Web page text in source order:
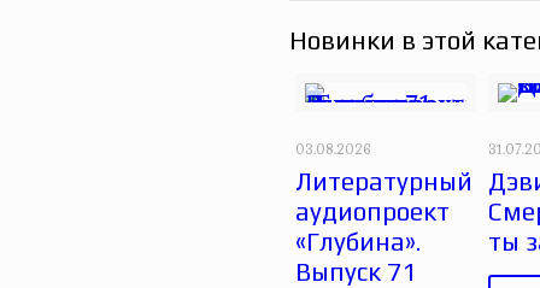
Новинки в этой
03.08.2026
Литературный
аудиопроект
«Глубина».
Выпуск 71
ты